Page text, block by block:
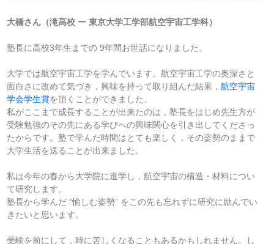
大橋さん（滝高校 ー 東京大学工学部航空宇宙工学科）
塾長に高校3年生までの 9年間お世話になりました。
大学では航空宇宙工学を学んでいます。航空宇宙工学の奥深さと
面白さに改めて気づき，興味を持って取り組んだ結果，航空宇宙
学会学生賞を頂くことができました。
私がここまで成長することが出来たのは，塾長をはじめ先生方が
受験勉強のその先にある学びへの興味関心を引き出してくださっ
たからです。塾で学んだ時間はとても楽しく，その姿勢のままで
大学生活を送ることが出来ました。
私は今年の春から大学院に進学し，航空宇宙の構造・材料につい
て研究します。
塾長から学んだ “愉しむ姿勢” をこの先も忘れずに研究に励んでい
きたいと思います。
受験を前にして，時に苦しくなることもあるかもしれません。し